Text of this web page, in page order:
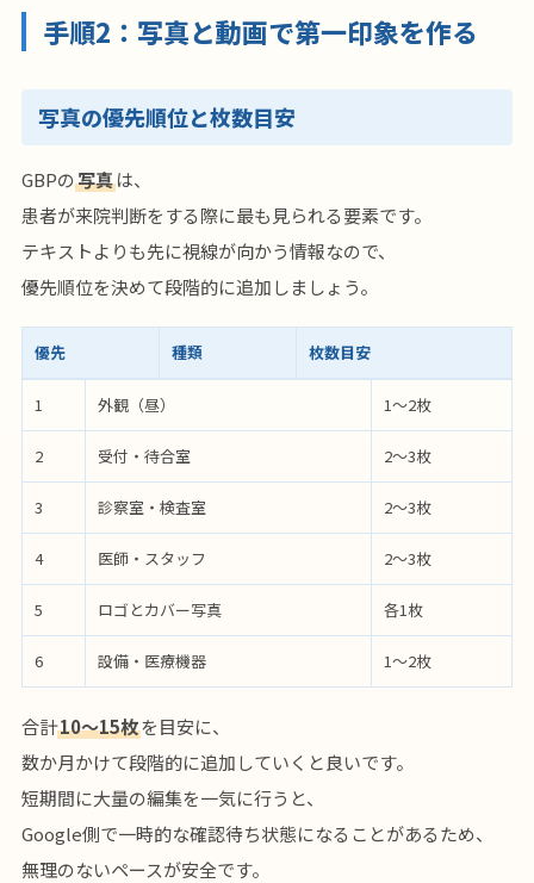
手順2：写真と動画で第一印象を作る
写真の優先順位と枚数目安
GBPの写真は、
患者が来院判断をする際に最も見られる要素です。
テキストよりも先に視線が向かう情報なので、
優先順位を決めて段階的に追加しましょう。
優先 種類 枚数目安
1 外観（昼） 1〜2枚
2 受付・待合室 2〜3枚
3 診察室・検査室 2〜3枚
4 医師・スタッフ 2〜3枚
5 ロゴとカバー写真 各1枚
6 設備・医療機器 1〜2枚
合計10〜15枚を目安に、
数か月かけて段階的に追加していくと良いです。
短期間に大量の編集を一気に行うと、
Google側で一時的な確認待ち状態になることがあるため、
無理のないペースが安全です。